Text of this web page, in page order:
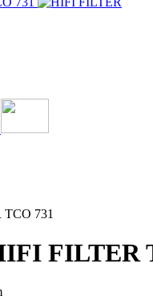
TCO 731
FILTER